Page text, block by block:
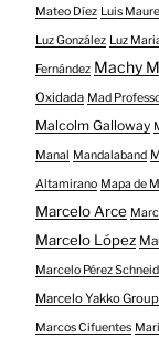
Mateo Díez Luis
Luz González Luz
Fernández Machy
Oxidada Mad
Malcolm Galloway
Manal Mandalaband
Altamirano Mapa de
Marcelo Arce
Marcelo López
Marcelo Pérez
Marcelo Yakko Group
Marcos Cifuentes